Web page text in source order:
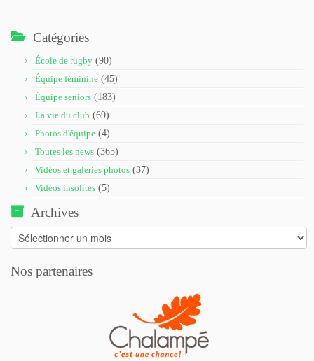
Catégories
École de rugby (90)
Équipe féminine (45)
Équipe seniors (183)
La vie du club (69)
Photos d'équipe (4)
Toutes les news (365)
Vidéos et galeries photos (37)
Vidéos insolites (5)
Archives
Archives
Nos partenaires